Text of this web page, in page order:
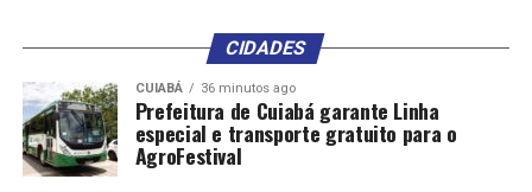
CIDADES
CUIABÁ 36 minutos ago
Prefeitura de Cuiabá garante Linha
especial e transporte gratuito para o
AgroFestival